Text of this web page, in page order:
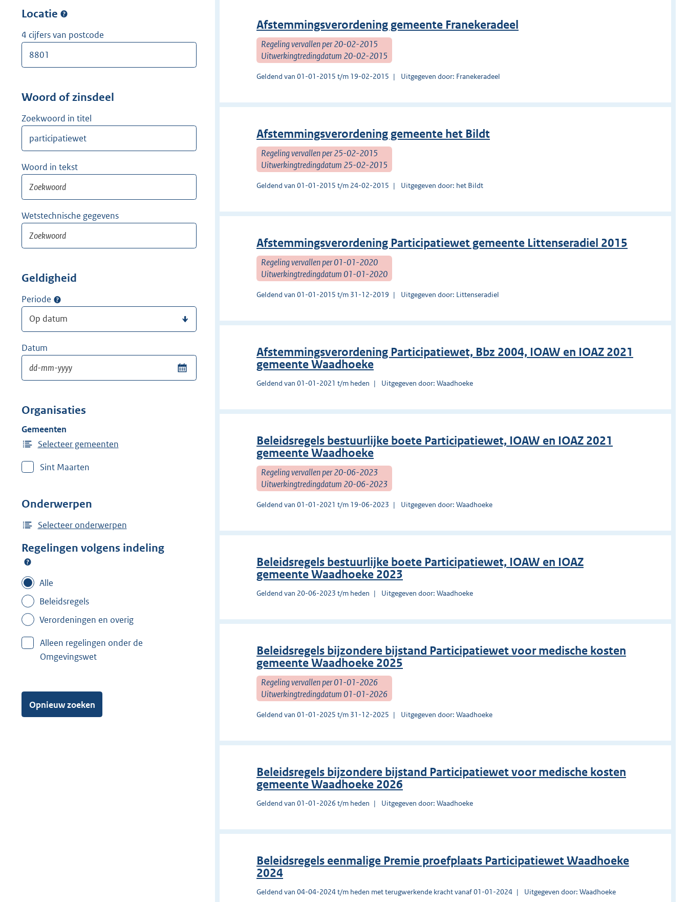
j
d
Locatie
4 cijfers van postcode
Woord of zinsdeel
Zoekwoord in titel
Woord in tekst
Wetstechnische gegevens
Geldigheid
Periode
Datum
Organisaties
Gemeenten
Selecteer gemeenten
Sint Maarten
Onderwerpen
Selecteer onderwerpen
Regelingen volgens indeling
Alle
Beleidsregels
Verordeningen en overig
Alleen regelingen onder de
Omgevingswet
Opnieuw zoeken
Afstemmingsverordening gemeente Franekeradeel
Regeling vervallen per 20-02-2015
Uitwerkingtredingdatum 20-02-2015
Geldend van 01-01-2015 t/m 19-02-2015 Uitgegeven door: Franekeradeel
Afstemmingsverordening gemeente het Bildt
Regeling vervallen per 25-02-2015
Uitwerkingtredingdatum 25-02-2015
Geldend van 01-01-2015 t/m 24-02-2015 Uitgegeven door: het Bildt
Afstemmingsverordening Participatiewet gemeente Littenseradiel 2015
Regeling vervallen per 01-01-2020
Uitwerkingtredingdatum 01-01-2020
Geldend van 01-01-2015 t/m 31-12-2019 Uitgegeven door: Littenseradiel
Afstemmingsverordening Participatiewet, Bbz 2004, IOAW en IOAZ 2021
gemeente Waadhoeke
Geldend van 01-01-2021 t/m heden Uitgegeven door: Waadhoeke
Beleidsregels bestuurlijke boete Participatiewet, IOAW en IOAZ 2021
gemeente Waadhoeke
Regeling vervallen per 20-06-2023
Uitwerkingtredingdatum 20-06-2023
Geldend van 01-01-2021 t/m 19-06-2023 Uitgegeven door: Waadhoeke
Beleidsregels bestuurlijke boete Participatiewet, IOAW en IOAZ
gemeente Waadhoeke 2023
Geldend van 20-06-2023 t/m heden Uitgegeven door: Waadhoeke
Beleidsregels bijzondere bijstand Participatiewet voor medische kosten
gemeente Waadhoeke 2025
Regeling vervallen per 01-01-2026
Uitwerkingtredingdatum 01-01-2026
Geldend van 01-01-2025 t/m 31-12-2025 Uitgegeven door: Waadhoeke
Beleidsregels bijzondere bijstand Participatiewet voor medische kosten
gemeente Waadhoeke 2026
Geldend van 01-01-2026 t/m heden Uitgegeven door: Waadhoeke
Beleidsregels eenmalige Premie proefplaats Participatiewet Waadhoeke
2024
Geldend van 04-04-2024 t/m heden met terugwerkende kracht vanaf 01-01-2024 Uitgegeven door: Waadhoeke